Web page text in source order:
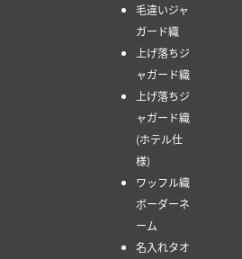
毛違いジャ
ガード織
上げ落ちジ
ャガード織
上げ落ちジ
ャガード織
(ホテル仕
様)
ワッフル織
ボーダーネ
ーム
名入れタオ